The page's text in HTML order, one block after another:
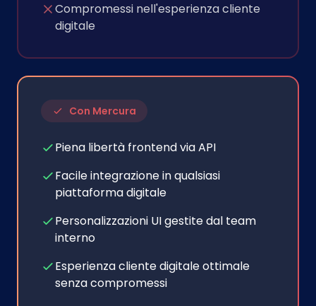
Compromessi nell'esperienza cliente
digitale
Con Mercura
Piena libertà frontend via API
Facile integrazione in qualsiasi
piattaforma digitale
Personalizzazioni UI gestite dal team
interno
Esperienza cliente digitale ottimale
senza compromessi